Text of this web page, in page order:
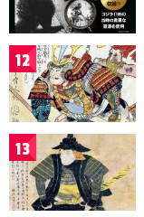
12
13